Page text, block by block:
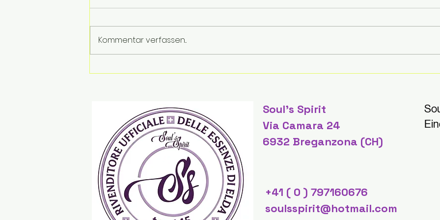
&
Kommentar verfassen...
Soul's Spirit
Via Camara 24
6932 Breganzona (CH)
+41 ( 0 ) 797160676
soulsspirit@hotmail.com